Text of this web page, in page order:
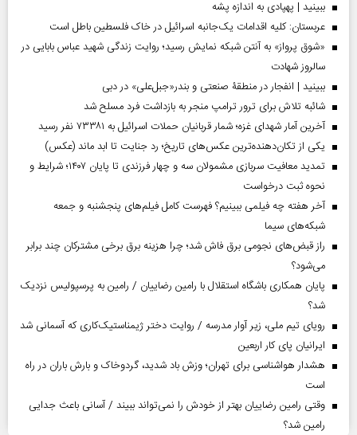
ببینید | پهپادی به اندازه پشه
عربستان: کلیه اقدامات یک‌جانبه اسرائیل در خاک فلسطین باطل است
«شوق پرواز» به آنتن شبکه نمایش رسید؛ روایت زندگی شهید عباس بابایی در
سالروز شهادت
ببینید | انفجار در منطقۀ صنعتی و بندر«جبل‌علی» در دبی
شائبه تلاش برای ترور ترامپ منجر به بازداشت فرد مسلح شد
آخرین آمار شهدای غزه؛ شمار قربانیان حملات اسرائیل به ۷۳۳۸۱ نفر رسید
یکی از تکان‌دهنده‌ترین عکس‌های تاریخ؛ رد جنایت تا ابد ماند (عکس)
تمدید معافیت سربازی مشمولان سه و چهار فرزندی تا پایان ۱۴۰۷؛ شرایط و
نحوه ثبت درخواست
آخر هفته چه فیلمی ببینیم؟ فهرست کامل فیلم‌های پنجشنبه و جمعه
شبکه‌های سیما
راز قبض‌های نجومی برق فاش شد؛ چرا هزینه برق برخی مشترکان چند برابر
می‌شود؟
پایان همکاری باشگاه استقلال با رامین رضاییان / رامین به پرسپولیس نزدیک
شد؟
رویای تیم ملی، زیر آوار مدرسه / روایت دختر ژیمناستیک‌کاری که آسمانی شد
ایرانیان پای کار اربعین
هشدار هواشناسی برای تهران؛ وزش باد شدید، گردوخاک و بارش باران در راه
است
وقتی رامین رضاییان بهتر از خودش را نمی‌تواند ببیند / آسانی باعث جدایی
رامین شد؟